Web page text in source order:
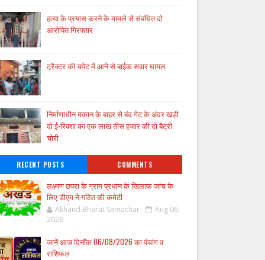
हत्या के प्रयास करने के मामले से संबंधित दो
आरोपित गिरफ्तार
ट्रैक्टर की चपेट में आने से बाईक सवार घायल
निर्माणाधीन मकान के बाहर से बंद गेट के अंदर खड़ी
दो ई-रिक्शा का एक लाख तीस हजार की दो बैट्री
चोरी
RECENT POSTS COMMENTS
लक्ष्मण छपरा के ग्राम प्रधान के खिलाफ जांच के
लिए डीएम ने गठित की कमेटी
Akhand Bharat Samachar
Aug 06,
2026
जानें आज दिनाँक 06/08/2026 का पंचांग व
राशिफल